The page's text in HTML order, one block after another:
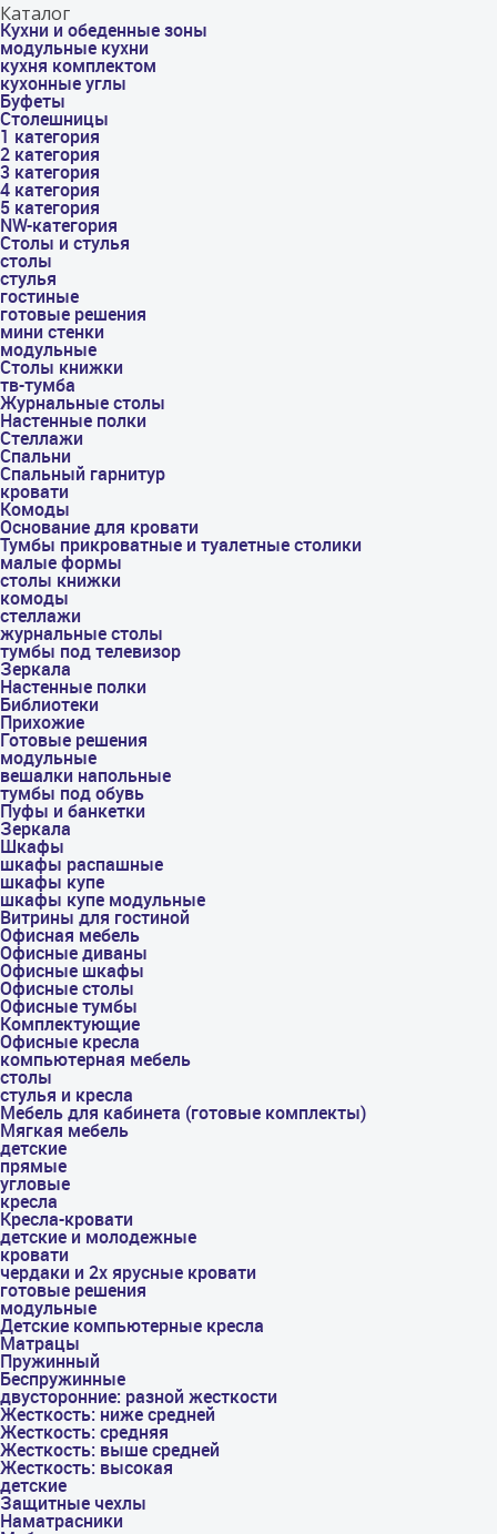
Каталог
Кухни и обеденные зоны
модульные кухни
кухня комплектом
кухонные углы
Буфеты
Столешницы
1 категория
2 категория
3 категория
4 категория
5 категория
NW-категория
Столы и стулья
столы
стулья
гостиные
готовые решения
мини стенки
модульные
Столы книжки
тв-тумба
Журнальные столы
Настенные полки
Стеллажи
Спальни
Спальный гарнитур
кровати
Комоды
Основание для кровати
Тумбы прикроватные и туалетные столики
малые формы
столы книжки
комоды
стеллажи
журнальные столы
тумбы под телевизор
Зеркала
Настенные полки
Библиотеки
Прихожие
Готовые решения
модульные
вешалки напольные
тумбы под обувь
Пуфы и банкетки
Зеркала
Шкафы
шкафы распашные
шкафы купе
шкафы купе модульные
Витрины для гостиной
Офисная мебель
Офисные диваны
Офисные шкафы
Офисные столы
Офисные тумбы
Комплектующие
Офисные кресла
компьютерная мебель
столы
стулья и кресла
Мебель для кабинета (готовые комплекты)
Мягкая мебель
детские
прямые
угловые
кресла
Кресла-кровати
детские и молодежные
кровати
чердаки и 2х ярусные кровати
готовые решения
модульные
Детские компьютерные кресла
Матрацы
Пружинный
Беспружинные
двусторонние: разной жесткости
Жесткость: ниже средней
Жесткость: средняя
Жесткость: выше средней
Жесткость: высокая
детские
Защитные чехлы
Наматрасники